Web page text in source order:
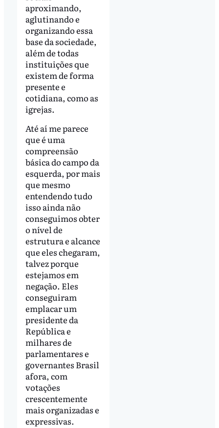
aproximando,
aglutinando e
organizando essa
base da sociedade,
além de todas
instituições que
existem de forma
presente e
cotidiana, como as
igrejas.
Até aí me parece
que é uma
compreensão
básica do campo da
esquerda, por mais
que mesmo
entendendo tudo
isso ainda não
conseguimos obter
o nível de
estrutura e alcance
que eles chegaram,
talvez porque
estejamos em
negação. Eles
conseguiram
emplacar um
presidente da
República e
milhares de
parlamentares e
governantes Brasil
afora, com
votações
crescentemente
mais organizadas e
expressivas.